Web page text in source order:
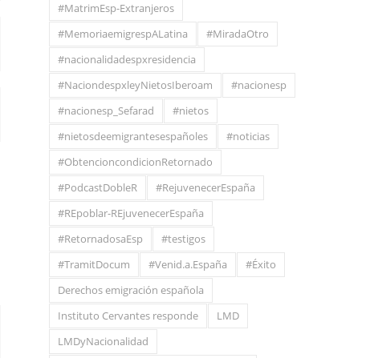
#MatrimEsp-Extranjeros
#MemoriaemigrespALatina
#MiradaOtro
#nacionalidadespxresidencia
#NaciondespxleyNietosIberoam
#nacionesp
#nacionesp_Sefarad
#nietos
#nietosdeemigrantesespañoles
#noticias
#ObtencioncondicionRetornado
#PodcastDobleR
#RejuvenecerEspaña
#REpoblar-REjuvenecerEspaña
#RetornadosaEsp
#testigos
#TramitDocum
#Venid.a.España
#Éxito
Derechos emigración española
Instituto Cervantes responde
LMD
LMDyNacionalidad